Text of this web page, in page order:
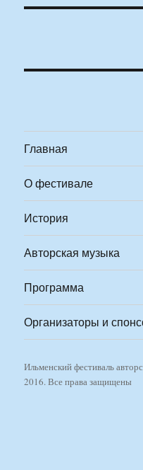
Главная
О фестивале
История
Авторская музыка
Программа
Организаторы и
Ильменский фестиваль
2016. Все права защищены